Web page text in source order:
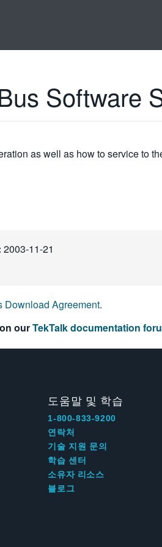
Software
as well as how to service to
2003-11-21
Download Agreement.
ourTekTalk documentation
도움말 및 학습
1-800-833-9200
연락처
기술 지원 문의
학습 센터
소유자 리소스
블로그